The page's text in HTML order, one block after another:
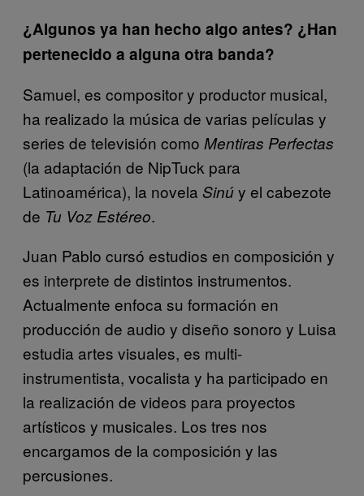
¿Algunos ya han hecho algo antes? ¿Han
pertenecido a alguna otra banda?
Samuel, es compositor y productor musical,
ha realizado la música de varias películas y
series de televisión como Mentiras Perfectas
(la adaptación de NipTuck para
Latinoamérica), la novela Sinúy el cabezote
de Tu Voz Estéreo.
Juan Pablo cursó estudios en composición y
es interprete de distintos instrumentos.
Actualmente enfoca su formación en
producción de audio y diseño sonoro y Luisa
estudia artes visuales, es multi-
instrumentista, vocalista y ha participado en
la realización de videos para proyectos
artísticos y musicales. Los tres nos
encargamos de la composición y las
percusiones.